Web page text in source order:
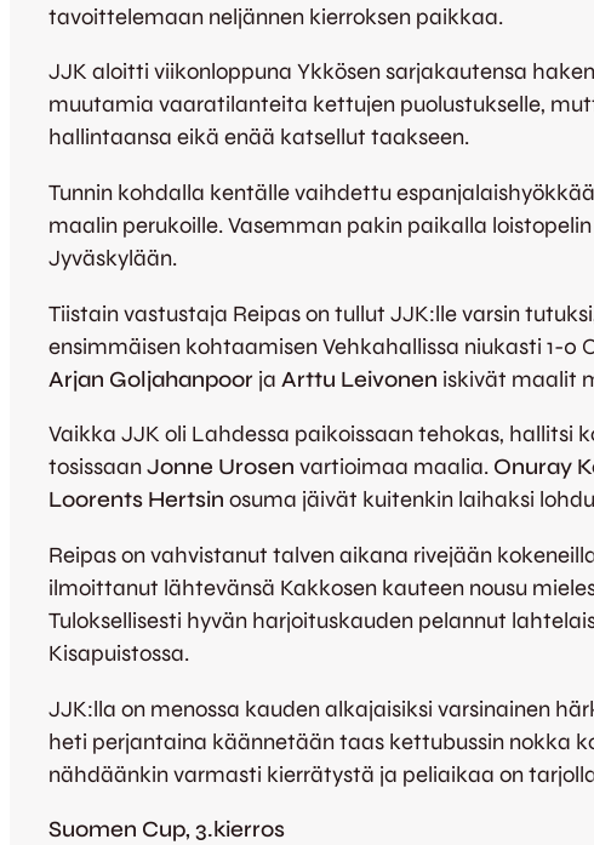
tavoittelemaan neljännen kierroksen paikkaa.
JJK aloitti viikonloppuna Ykkösen sarjakautensa
muutamia vaaratilanteita kettujen puolustukselle,
hallintaansa eikä enää katsellut taakseen.
Tunnin kohdalla kentälle vaihdettu
maalin perukoille. Vasemman pakin paikalla
Jyväskylään.
Tiistain vastustaja Reipas on tullut JJK:lle varsin
ensimmäisen kohtaamisen Vehkahallissa niukasti 1-
Arjan Goljahanpoor ja Arttu Leivonen iskivät maalit
Vaikka JJK oli Lahdessa paikoissaan tehokas,
tosissaanJonne Urosen vartioimaa maalia. Onuray
Loorents Hertsin osuma jäivät kuitenkin laihaksi
Reipas on vahvistanut talven aikana rivejään
ilmoittanut lähtevänsä Kakkosen kauteen nousu
Tuloksellisesti hyvän harjoituskauden pelannut
Kisapuistossa.
JJK:lla on menossa kauden alkajaisiksi varsinainen
heti perjantaina käännetään taas kettubussin nokka
nähdäänkin varmasti kierrätystä ja peliaikaa on
Suomen Cup, 3.kierros